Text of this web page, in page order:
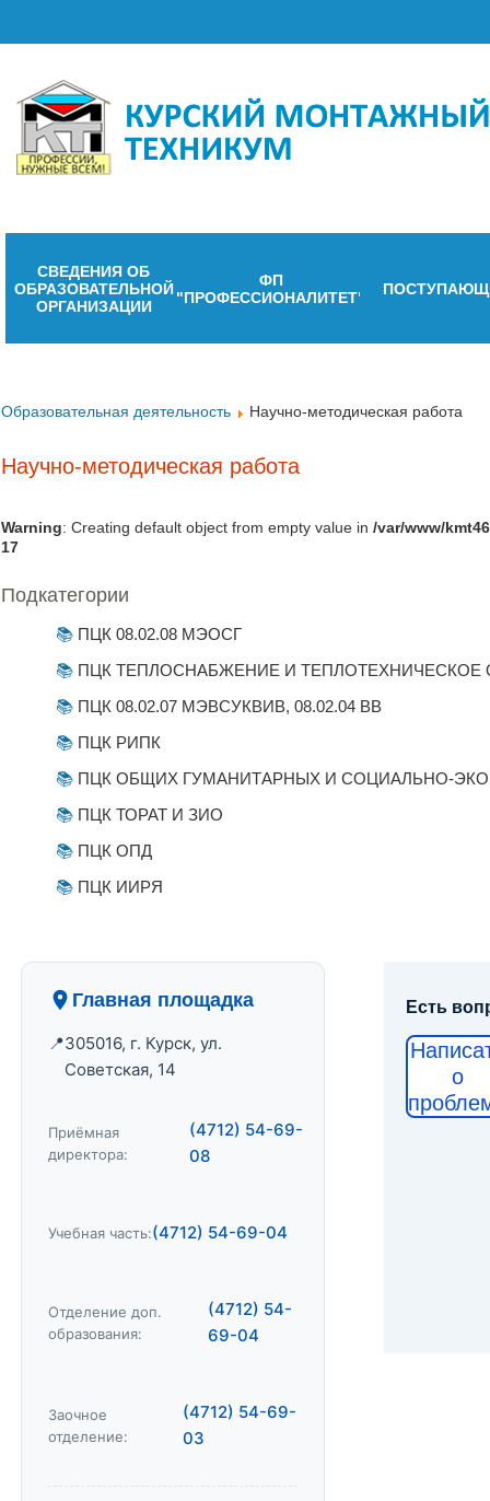
СВЕДЕНИЯ ОБ
ОБРАЗОВАТЕЛЬНОЙ
ОРГАНИЗАЦИИ
ФП
"ПРОФЕССИОНАЛИТЕТ"
Образовательная деятельность Научно-методическая работа
Научно-методическая работа
Warning: Creating default object from empty value in /var/www/
17
Подкатегории
ПЦК 08.02.08 МЭОСГ
ПЦК ТЕПЛОСНАБЖЕНИЕ И ТЕПЛОТЕХНИЧЕСКОЕ
ПЦК 08.02.07 МЭВСУКВИВ, 08.02.04 ВВ
ПЦК РИПК
ПЦК ОБЩИХ ГУМАНИТАРНЫХ И СОЦИАЛЬНО-
ПЦК ТОРАТ И ЗИО
ПЦК ОПД
ПЦК ИИРЯ
Главная площадка
305016, г. Курск, ул.
Советская, 14
Приёмная
директора:
(4712) 54-69-
08
Учебная часть:(4712) 54-69-04
Отделение доп.
образования:
(4712) 54-
69-04
Заочное
отделение:
(4712) 54-69-
03
Есть
о